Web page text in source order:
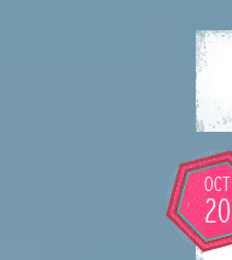
OCT
20